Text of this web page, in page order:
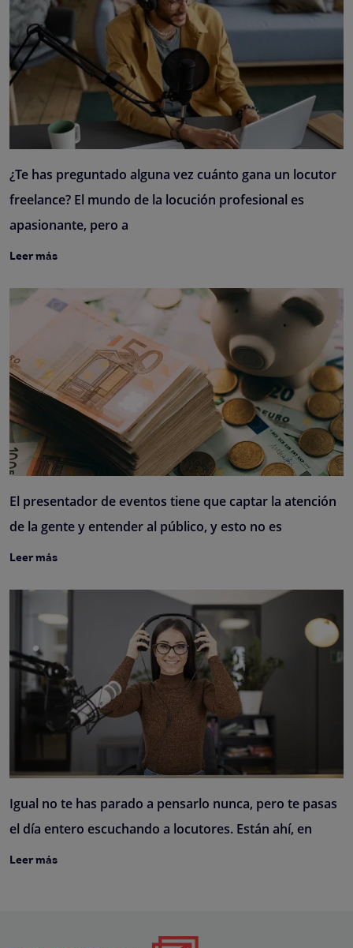
¿Te has preguntado alguna vez cuánto gana un locutor
freelance? El mundo de la locución profesional es
apasionante, pero a
Leer más
El presentador de eventos tiene que captar la atención
de la gente y entender al público, y esto no es
Leer más
Igual no te has parado a pensarlo nunca, pero te pasas
el día entero escuchando a locutores. Están ahí, en
Leer más